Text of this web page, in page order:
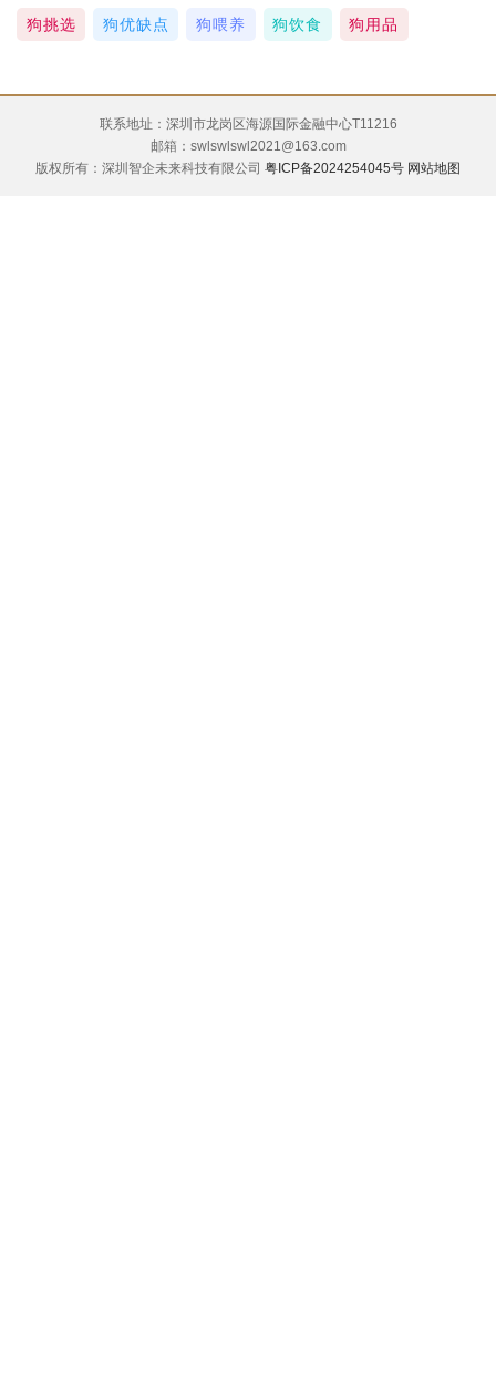
狗挑选 狗优缺点 狗喂养 狗饮食 狗用品
联系地址：深圳市龙岗区海源国际金融中心T11216
邮箱：swlswlswl2021@163.com
版权所有：深圳智企未来科技有限公司 粤ICP备2024254045号 网站地图